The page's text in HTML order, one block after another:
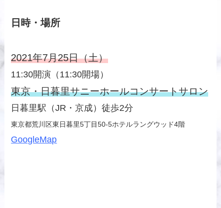
日時・場所
2021年7月25日（土）
11:30開演（11:30開場）
東京・日暮里サニーホールコンサートサロン
日暮里駅（JR・京成）徒歩2分
東京都荒川区東日暮里5丁目50-5ホテルラングウッド4階
GoogleMap